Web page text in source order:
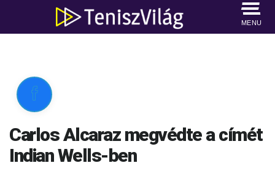
MENU

Carlos Alcaraz megvédte a címét
Indian Wells-ben